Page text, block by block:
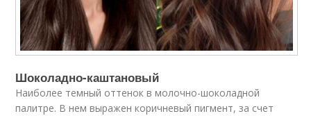
Шоколадно-каштановый
Наиболее темный оттенок в молочно-шоколадной
палитре. В нем выражен коричневый пигмент, за счет